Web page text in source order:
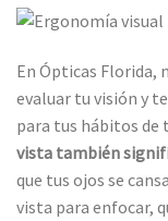
En Ópticas Florida,
evaluar tu visión y
para tus hábitos de
vista también
que tus ojos se
vista para enfocar,